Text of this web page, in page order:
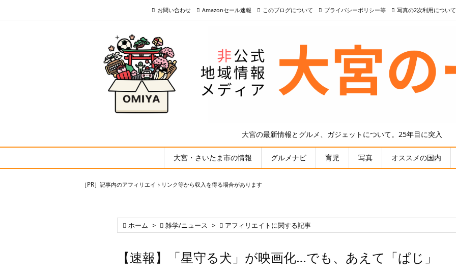
大宮の最新情報とグルメ、ガジェットについて。25年目に突入
大宮・さいたま市の情報 グルメナビ 育児 写真 オススメの国内
お問い合わせ Amazonセール速報 このブログについて プライバシーポリシー等 写真の2次利用について
［PR］記事内のアフィリエイトリンク等から収入を得る場合があります
 ホーム >  雑学/ニュース >  アフィリエイトに関する記事
【速報】「星守る犬」が映画化…でも、あえて「ぱじ」